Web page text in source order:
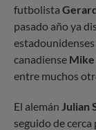
futbolista
pasado año ya
estadounidenses
canadiense Mike
entre muchos
El alemán Julian
seguido de